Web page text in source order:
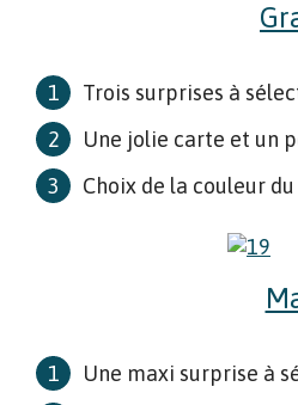
Trois surprises à
Une jolie carte et un
Choix de la couleur
Une maxi surprise à